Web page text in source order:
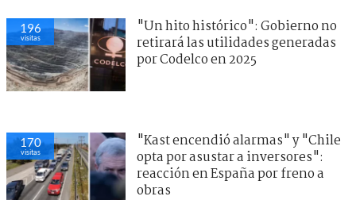
196
visitas
"Un hito histórico": Gobierno no
retirará las utilidades generadas
por Codelco en 2025
170
visitas
"Kast encendió alarmas" y "Chile
opta por asustar a inversores":
reacción en España por freno a
obras